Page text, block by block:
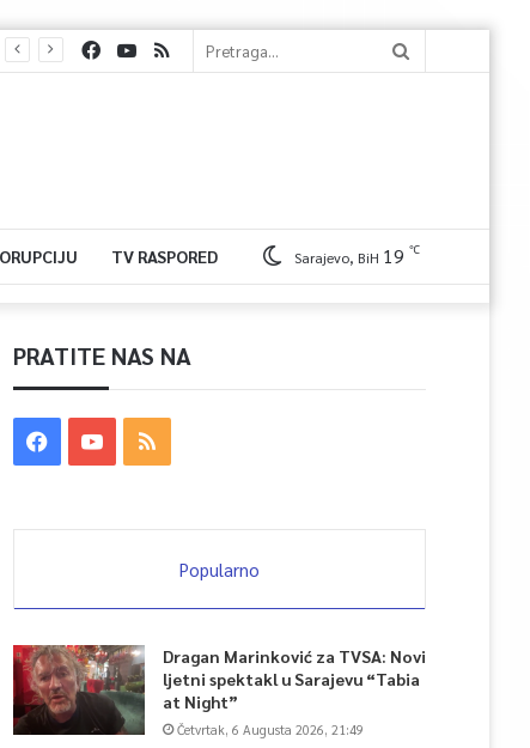
TV RASPORED Sarajevo, BiH 19 ℃
PRATITE NAS NA
Popularno
Dragan Marinković za TVSA: Novi
ljetni spektakl u Sarajevu “Tabia
at Night”
Četvrtak, 6 Augusta 2026, 21:49